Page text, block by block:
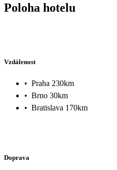
Poloha hotelu
Vzdálenost
• Praha 230km
• Brno 30km
• Bratislava 170km
Doprava